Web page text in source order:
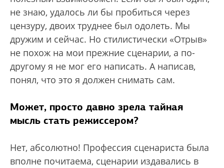
не знаю, удалось ли бы пробиться через
цензуру, двоих труднее был одолеть. Мы
дружим и сейчас. Но стилистически «Отрыв»
не похож на мои прежние сценарии, а по-
другому я не мог его написать. А написав,
понял, что это я должен снимать сам.
Может, просто давно зрела тайная
мысль стать режиссером?
Нет, абсолютно! Профессия сценариста была
вполне почитаема, сценарии издавались в